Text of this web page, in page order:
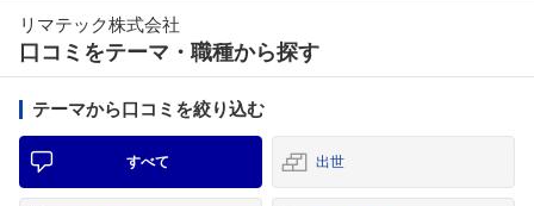
リマテック株式会社
口コミをテーマ・職種から探す
テーマから口コミを絞り込む
すべて 出世